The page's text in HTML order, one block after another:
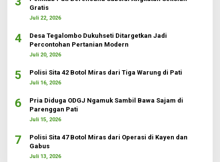
Gratis
Juli 22, 2026
4
Desa Tegalombo Dukuhseti Ditargetkan Jadi
Percontohan Pertanian Modern
Juli 20, 2026
5 Polisi Sita 42 Botol Miras dari Tiga Warung di Pati
Juli 16, 2026
6
Pria Diduga ODGJ Ngamuk Sambil Bawa Sajam di
Parenggan Pati
Juli 15, 2026
7
Polisi Sita 47 Botol Miras dari Operasi di Kayen dan
Gabus
Juli 13, 2026